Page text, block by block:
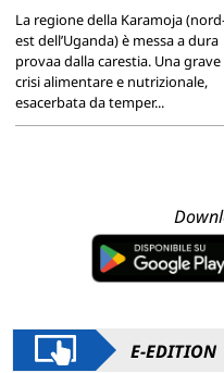
La regione della Karamoja
est dell’Uganda) è messa a dura
provaa dalla carestia. Una grave
crisi alimentare e nutrizionale,
esacerbata da temper...
E-EDITION